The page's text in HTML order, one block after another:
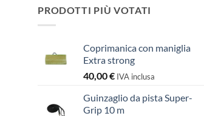
PRODOTTI PIÙ VOTATI
Coprimanica con maniglia
Extra strong
40,00€ IVA inclusa
Guinzaglio da pista Super-
Grip 10 m